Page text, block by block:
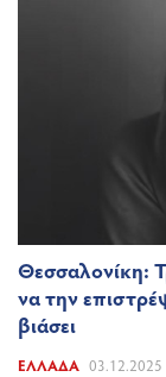
Θεσσαλονίκη:
να την
βιάσει
ΕΛΛΆΔΑ 03.12.2025